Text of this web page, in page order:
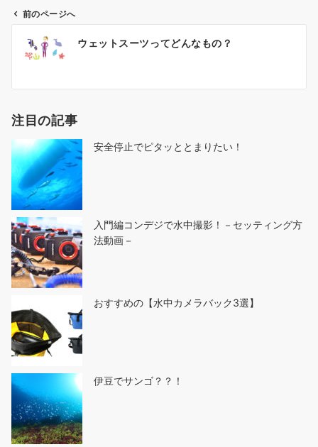
ビ
ー
シ
ョ
ン
前のページへ
ウェットスーツってどんなもの？
注目の記事
安全停止でピタッととまりたい！
入門編コンデジで水中撮影！－セッティング方
法動画－
おすすめの【水中カメラバック3選】
伊豆でサンゴ？？！